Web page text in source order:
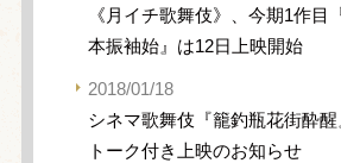
《月イチ歌舞伎》、今期1作目
本振袖始』は12日上映開始
2018/01/18
シネマ歌舞伎『籠釣瓶花街酔
トーク付き上映のお知らせ